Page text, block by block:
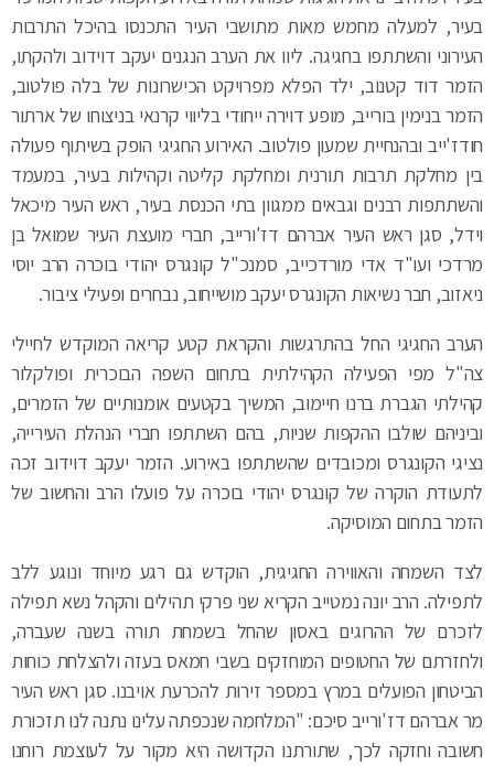
בעיר, למעלה מחמש מאות מתושבי העיר התכנסו בהיכל התרבות
העירוני והשתתפו בחגיגה. ליוו את הערב הנגנים יעקב דוידוב ולהקתו,
הזמר דוד קטנוב, ילד הפלא מפרויקט הכישרונות של בלה פולטוב,
הזמר בנימין בורייב, מופע דוירה ייחודי בליווי קרנאי בניצוחו של ארתור
חודז'ייב ובהנחיית שמעון פולטוב. האירוע החגיגי הופק בשיתוף פעולה
בין מחלקת תרבות תורנית ומחלקת קליטה וקהילות בעיר, במעמד
והשתתפות רבנים וגבאים ממגוון בתי הכנסת בעיר, ראש העיר מיכאל
וידל, סגן ראש העיר אברהם דז'ורייב, חברי מועצת העיר שמואל בן
מרדכי ועו"ד אדי מורדכייב, סמנכ"ל קונגרס יהודי בוכרה הרב יוסי
ניאזוב, חבר נשיאות הקונגרס יעקב מושייחוב, נבחרים ופעילי ציבור.
הערב החגיגי החל בהתרגשות והקראת קטע קריאה המוקדש לחיילי
צה"ל מפי הפעילה הקהילתית בתחום השפה הבוכרית ופולקלור
קהילתי הגברת ברנו חיימוב, המשיך בקטעים אומנותיים של הזמרים,
וביניהם שולבו ההקפות שניות, בהם השתתפו חברי הנהלת העירייה,
נציגי הקונגרס ומכובדים שהשתתפו באירוע. הזמר יעקב דוידוב זכה
לתעודת הוקרה של קונגרס יהודי בוכרה על פועלו הרב והחשוב של
הזמר בתחום המוסיקה.
לצד השמחה והאווירה החגיגית, הוקדש גם רגע מיוחד ונוגע ללב
לתפילה. הרב יונה נמטייב הקריא שני פרקי תהילים והקהל נשא תפילה
לזכרם של ההרוגים באסון שהחל בשמחת תורה בשנה שעברה,
ולחזרתם של החטופים המוחזקים בשבי חמאס בעזה ולהצלחת כוחות
הביטחון הפועלים במרץ במספר זירות להכרעת אויבנו. סגן ראש העיר
מר אברהם דז'ורייב סיכם: "המלחמה שנכפתה עלינו נתנה לנו תזכורת
חשובה וחזקה לכך, שתורתנו הקדושה היא מקור על לעוצמת רוחנו